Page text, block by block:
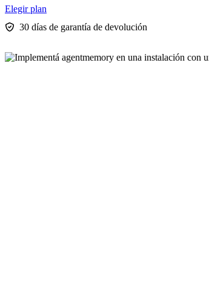
Elegir plan
30 días de garantía de devolución